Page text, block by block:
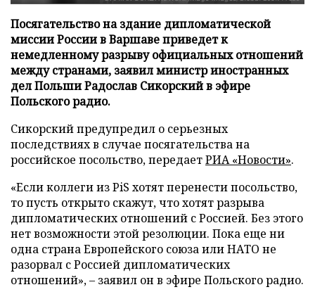
Посягательство на здание дипломатической
миссии России в Варшаве приведет к
немедленному разрыву официальных отношений
между странами, заявил министр иностранных
дел Польши Радослав Сикорский в эфире
Польского радио.
Сикорский предупредил о серьезных
последствиях в случае посягательства на
российское посольство, передаетРИА «Новости».
«Если коллеги из PiS хотят перенести посольство,
то пусть открыто скажут, что хотят разрыва
дипломатических отношений с Россией. Без этого
нет возможности этой резолюции. Пока еще ни
одна страна Европейского союза или НАТО не
разорвал с Россией дипломатических
отношений», – заявил он в эфире Польского радио.